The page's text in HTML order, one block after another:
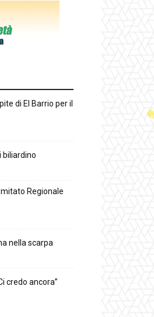
di El Barrio per il
biliardino
Regionale
nella scarpa
credo ancora”